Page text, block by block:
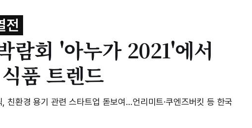
전
람회 '아누가 2021'에서
품 트렌드
친환경 용기 관련 스타트업 돋보여…언리미트·쿠엔즈버킷 등 한국